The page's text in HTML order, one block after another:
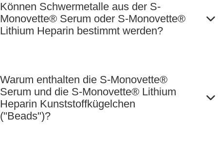
Können Schwermetalle aus der S-
Monovette® Serum oder S-Monovette®
Lithium Heparin bestimmt werden?
Warum enthalten die S-Monovette®
Serum und die S-Monovette® Lithium
Heparin Kunststoffkügelchen
("Beads")?